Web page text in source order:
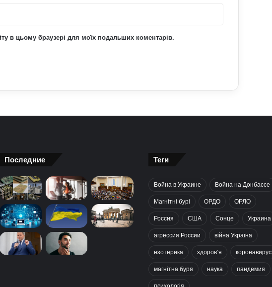
в цьому браузері для моїх подальших коментарів.
Последние Теги
Война в Украине Война на Донбассе
Магнітні бурі ОРДО ОРЛО
Россия США Сонце Украина
агрессия России війна Україна
езотерика здоров’я коронавирус
магнітна буря наука пандемия